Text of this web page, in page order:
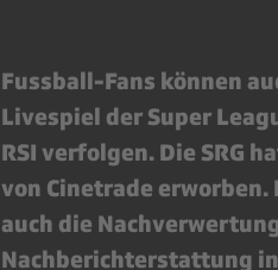
Fussball-Fans können
Livespiel der Super
RSI verfolgen. Die SRG
von Cinetrade
auch die
Nachberichterstattung in